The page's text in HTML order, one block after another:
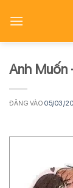
qua
Anh Muốn
ĐĂNG VÀO05/03/